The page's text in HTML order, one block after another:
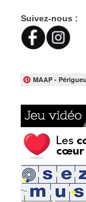
Suivez-nous :
MAAP -